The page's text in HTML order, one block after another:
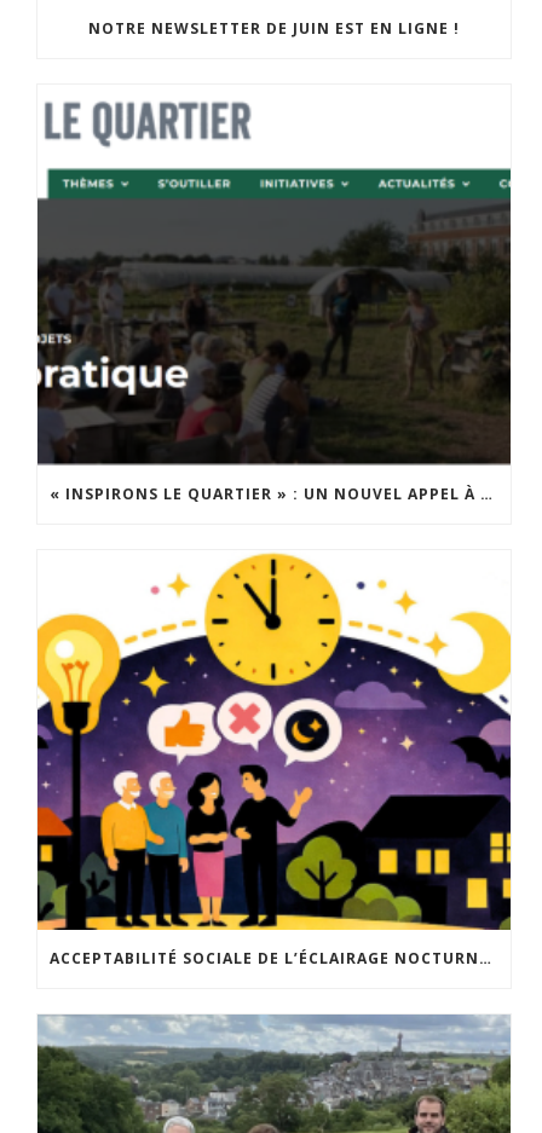
NOTRE NEWSLETTER DE JUIN EST EN LIGNE !
« INSPIRONS LE QUARTIER » : UN NOUVEL APPEL À PROJETS EST LANCÉ !
ACCEPTABILITÉ SOCIALE DE L’ÉCLAIRAGE NOCTURNE : LE REPLAY EST DISPONIBLE